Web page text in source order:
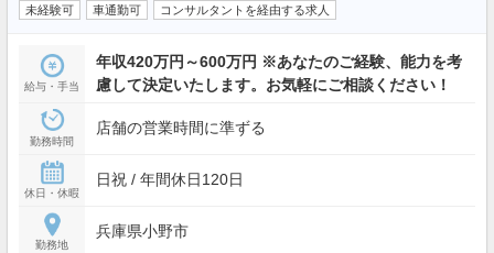
未経験可
車通勤可 コンサルタントを経由する求人
給与・手当
年収420万円～600万円 ※あなたのご経験、能力を考
慮して決定いたします。お気軽にご相談ください！
勤務時間
店舗の営業時間に準ずる
休日・休暇
日祝 / 年間休日120日
勤務地
兵庫県小野市